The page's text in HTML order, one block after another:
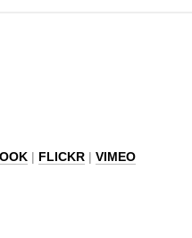
FLICKR VIMEO